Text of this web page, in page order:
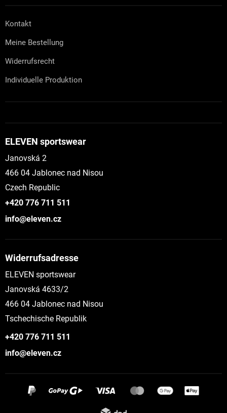
Kontakt
Meine Bestellung
Widerrufsrecht
Individuelle Produktion
ELEVEN sportswear
Janovská 2
466 04 Jablonec nad Nisou
Czech Republic
+420 776 711 511
info@eleven.cz
Widerrufsadresse
ELEVEN sportswear
Janovská 4633/2
466 04 Jablonec nad Nisou
Tschechische Republik
+420 776 711 511
info@eleven.cz